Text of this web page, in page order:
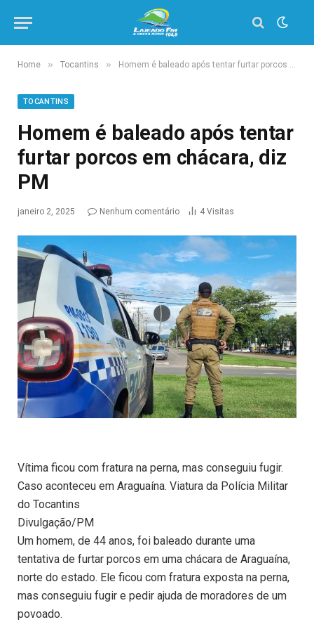
Home » Tocantins » Homem é baleado após tentar furtar porcos em chácara, diz PM
TOCANTINS
Homem é baleado após tentar
furtar porcos em chácara, diz
PM
janeiro 2, 2025 Nenhum comentário 4 Visitas
Vítima ficou com fratura na perna, mas conseguiu fugir.
Caso aconteceu em Araguaína. Viatura da Polícia Militar
do Tocantins
Divulgação/PM
Um homem, de 44 anos, foi baleado durante uma
tentativa de furtar porcos em uma chácara de Araguaína,
norte do estado. Ele ficou com fratura exposta na perna,
mas conseguiu fugir e pedir ajuda de moradores de um
povoado.